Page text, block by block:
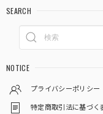
SEARCH
NOTICE
プライバシーポリシー
特定商取引法に基づく